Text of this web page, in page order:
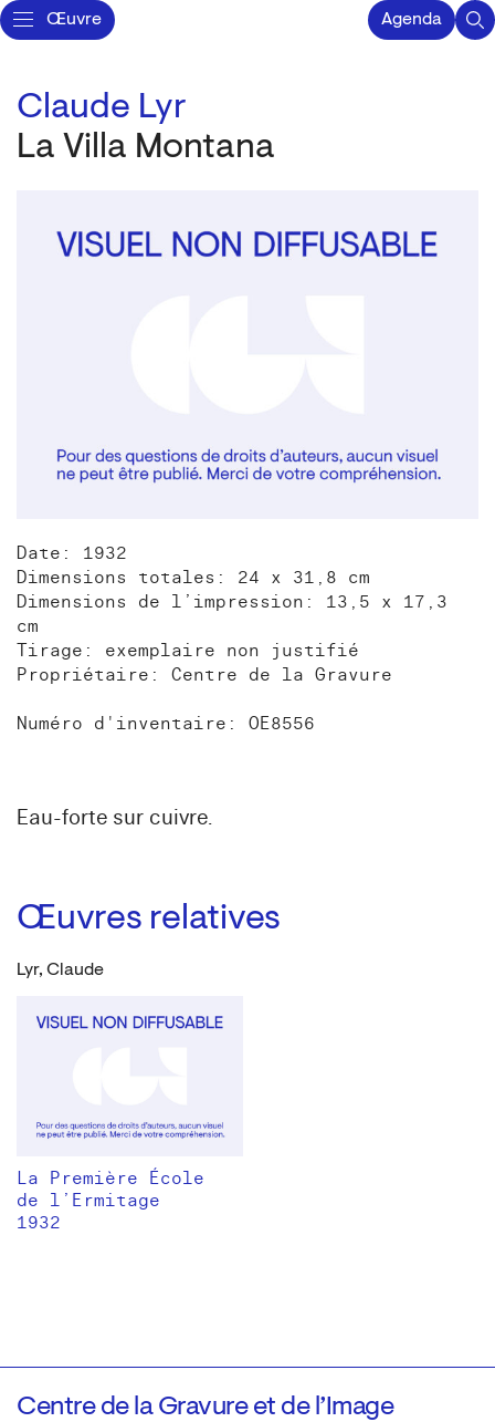
Œuvre Agenda
Claude Lyr
La Villa Montana
Date: 1932
Dimensions totales: 24 x 31,8 cm
Dimensions de l’impression: 13,5 x 17,3
cm
Tirage: exemplaire non justifié
Propriétaire: Centre de la Gravure
Numéro d'inventaire: OE8556
Eau-forte sur cuivre.
Œuvres relatives
Lyr, Claude
La Première École
de l’Ermitage
1932
Centre de la Gravure et de l’Image